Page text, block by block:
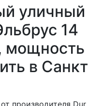
уличный
14
мощность
в Санкт
производителя Dur